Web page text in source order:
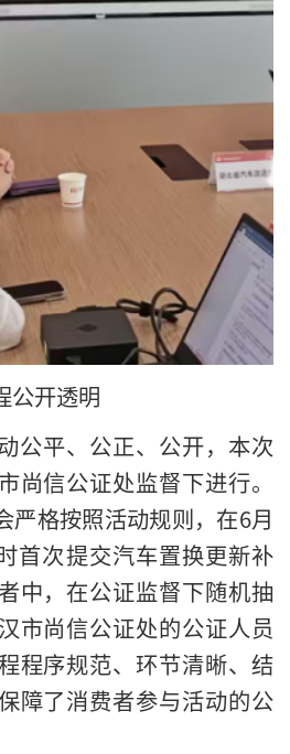
公开透明
公平、公正、公开，本次
尚信公证处监督下进行。
严格按照活动规则，在6月
首次提交汽车置换更新补
中，在公证监督下随机抽
市尚信公证处的公证人员
程序规范、环节清晰、结
障了消费者参与活动的公